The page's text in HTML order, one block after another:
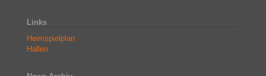
Links
Heimspielplan
Hallen